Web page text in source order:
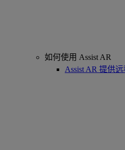
如何使用 Assist AR
Assist AR 提供